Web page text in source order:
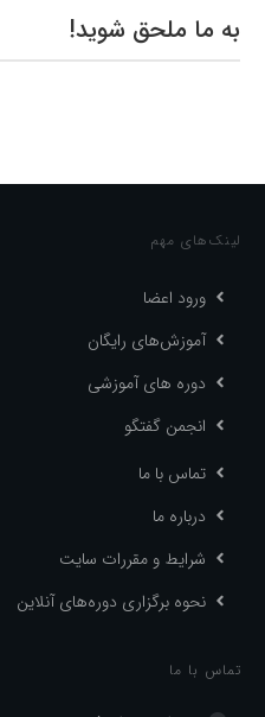
به ما ملحق شوید!
لینک‌های مهم
ورود اعضا
آموزش‌های رایگان
دوره های آموزشی
انجمن گفتگو
تماس با ما
درباره ما
شرایط و مقررات سایت
نحوه برگزاری دوره‌های آنلاین
تماس با ما